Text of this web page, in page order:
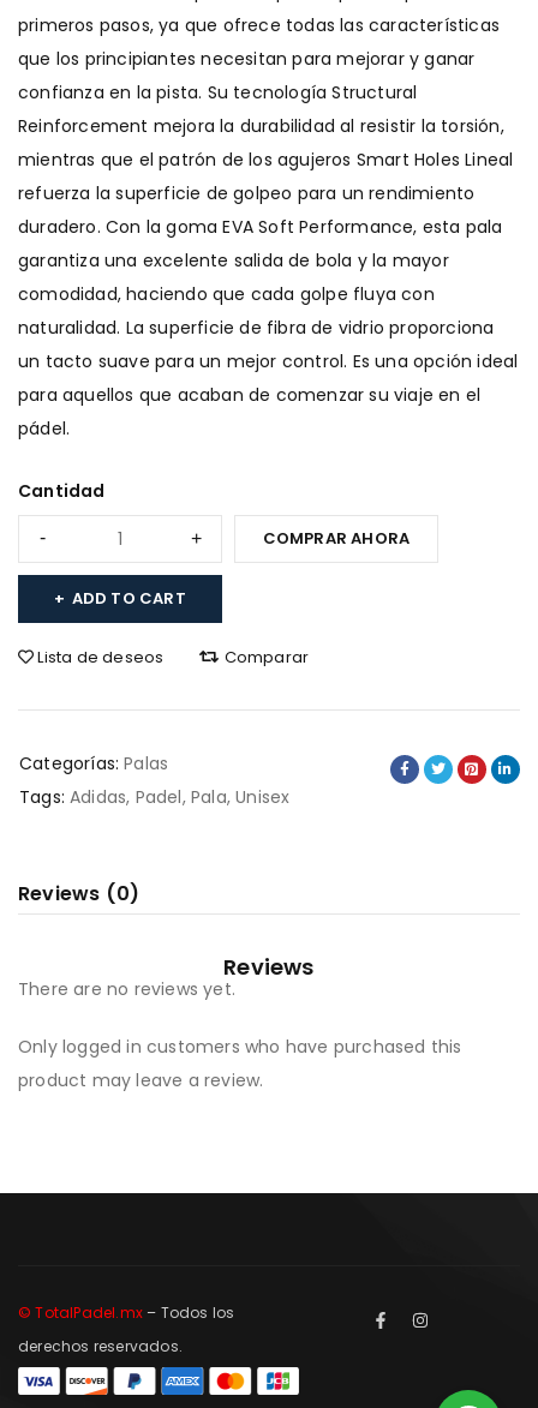
primeros pasos, ya que ofrece todas las características
que los principiantes necesitan para mejorar y ganar
confianza en la pista. Su tecnología Structural
Reinforcement mejora la durabilidad al resistir la torsión,
mientras que el patrón de los agujeros Smart Holes Lineal
refuerza la superficie de golpeo para un rendimiento
duradero. Con la goma EVA Soft Performance, esta pala
garantiza una excelente salida de bola y la mayor
comodidad, haciendo que cada golpe fluya con
naturalidad. La superficie de fibra de vidrio proporciona
un tacto suave para un mejor control. Es una opción ideal
para aquellos que acaban de comenzar su viaje en el
pádel.
Cantidad
ADD TO CART
COMPRAR AHORA
Lista de deseos Comparar
Categorías: Palas
Tags: Adidas, Padel,Pala,Unisex
Reviews (0)
Reviews
There are no reviews yet.
Only logged in customers who have purchased this
product may leave a review.
© TotalPadel.mx – Todos los
derechos reservados.